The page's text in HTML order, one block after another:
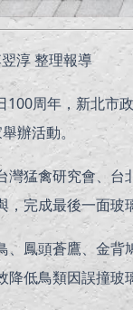
淳 整理報導
100周年，新北市
辦活動。
灣猛禽研究會、台
完成最後一面玻
、鳳頭蒼鷹、金背
降低鳥類因誤撞玻